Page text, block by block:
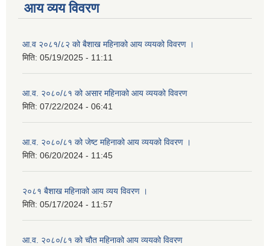
आय व्यय विवरण
आ.व २०८१/८२ को बैशाख महिनाको आय व्ययको विवरण ।
मिति: 05/19/2025 - 11:11
आ.व. २०८०/८१ को असार महिनाको आय व्ययको विवरण
मिति: 07/22/2024 - 06:41
आ.व. २०८०/८१ को जेष्ट महिनाको आय व्ययको विवरण ।
मिति: 06/20/2024 - 11:45
२०८१ बैशाख महिनाको आय व्यय विवरण ।
मिति: 05/17/2024 - 11:57
आ.व. २०८०/८१ को चौत महिनाको आय व्ययको विवरण